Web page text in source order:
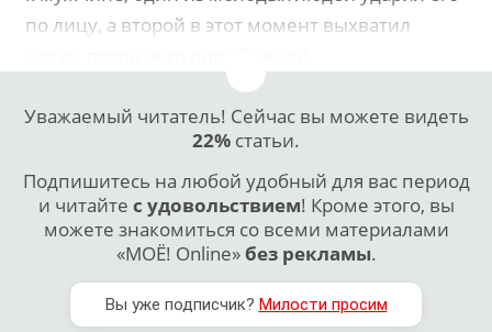
по лицу, а второй в этот момент выхватил
Уважаемый читатель! Сейчас вы можете видеть
22% статьи.
Подпишитесь на любой удобный для вас период
и читайте с удовольствием! Кроме этого, вы
можете знакомиться со всеми материалами
«МОЁ! Online»без рекламы.
Вы уже подписчик? Милости просим